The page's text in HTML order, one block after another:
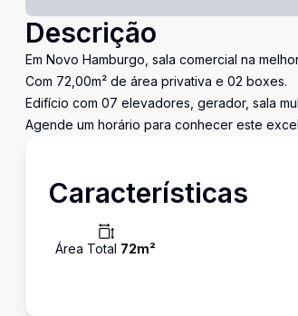
Descrição
Em Novo Hamburgo, sala comercial na
Com 72,00m² de área privativa e 02 boxes.
Edifício com 07 elevadores, gerador, sala
Agende um horário para conhecer este
Características
Área Total 72m²